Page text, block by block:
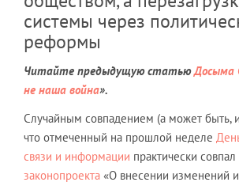
системы через
реформы
Читайте предыдущую статью Досыма
не наша война».
Случайным совпадением (а может быть, и
что отмеченный на прошлой неделе
связи и информации практически совпал
законопроекта «О внесении изменений